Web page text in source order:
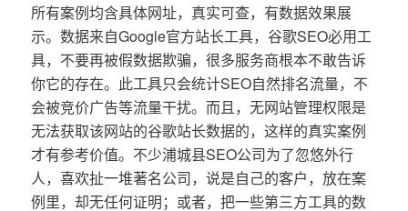
所有案例均含具体网址，真实可查，有数据效果展
示。数据来自Google官方站长工具，谷歌SEO必用工
具，不要再被假数据欺骗，很多服务商根本不敢告诉
你它的存在。此工具只会统计SEO自然排名流量，不
会被竞价广告等流量干扰。而且，无网站管理权限是
无法获取该网站的谷歌站长数据的，这样的真实案例
才有参考价值。不少浦城县SEO公司为了忽悠外行
人，喜欢扯一堆著名公司，说是自己的客户，放在案
例里，却无任何证明；或者，把一些第三方工具的数